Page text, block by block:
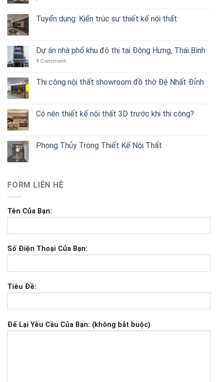
Tuyển dụng: Kiến trúc sư thiết kế nội thất
Dự án nhà phố khu đô thị tại Đông Hưng, Thái Bình
1 Comment
Thi công nội thất showroom đồ thờ Đệ Nhất Đỉnh
Có nên thiết kế nội thất 3D trước khi thi công?
Phong Thủy Trong Thiết Kế Nội Thất
FORM LIÊN HỆ
Tên Của Bạn:
Số Điện Thoại Của Bạn:
Tiêu Đề:
Để Lại Yêu Cầu Của Bạn: (không bắt buộc)